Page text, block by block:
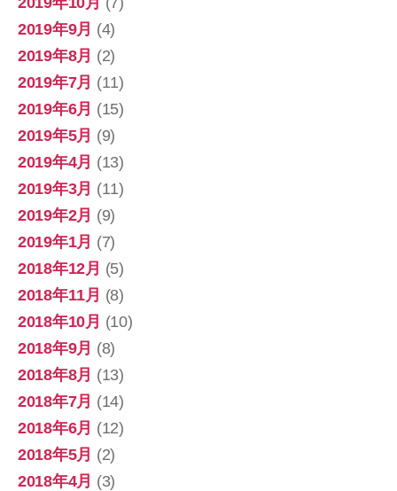
2019年9月 (4)
2019年8月 (2)
2019年7月 (11)
2019年6月 (15)
2019年5月 (9)
2019年4月 (13)
2019年3月 (11)
2019年2月 (9)
2019年1月 (7)
2018年12月 (5)
2018年11月 (8)
2018年10月 (10)
2018年9月 (8)
2018年8月 (13)
2018年7月 (14)
2018年6月 (12)
2018年5月 (2)
2018年4月 (3)